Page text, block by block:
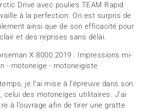
Drive avec poulies TEAM Rapid
à la perfection. On est surpris de
ainsi que de son efficacité pour
et des reprises sans délai.
je l’ai mise à l’épreuve dans son
celui des motoneiges utilitaires. J’ai
à l’ouvrage afin de tirer une gratte